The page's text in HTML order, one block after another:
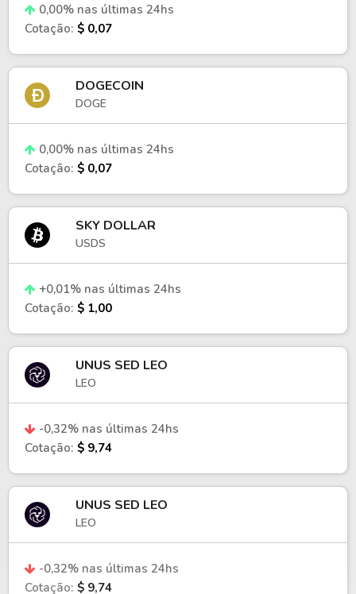
0,00% nas últimas 24hs
Cotação: $ 0,07
DOGECOIN
DOGE
0,00% nas últimas 24hs
Cotação: $ 0,07
SKY DOLLAR
USDS
+0,01% nas últimas 24hs
Cotação: $ 1,00
UNUS SED LEO
LEO
-0,32% nas últimas 24hs
Cotação: $ 9,74
UNUS SED LEO
LEO
-0,32% nas últimas 24hs
Cotação: $ 9,74